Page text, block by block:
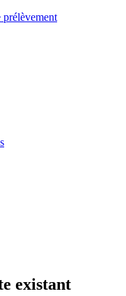
prélèvement
existant